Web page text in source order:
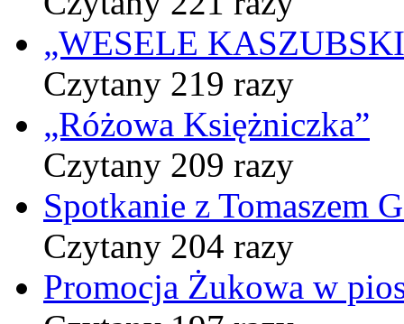
„WESELE
Czytany 219 razy
„Różowa Księżniczka”
Czytany 209 razy
Spotkanie z Tomaszem
Czytany 204 razy
Promocja Żukowa w